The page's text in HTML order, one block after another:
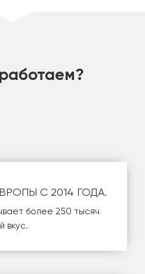
С 2014 ГОДА.
более 250 тысяч
вкус.